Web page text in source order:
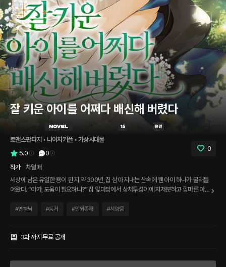
잘 키운 아이를 어쩌다 배신해 버렸다
로맨스판타지 • 나이차커플 • 가상시대물
5.0
0
0
작가
차열매
세상에 남은 유일한 용이 된 지 약 300년, 집 삼아 지내는 산속에 웬 아이 하나가 굴러들
어왔다. “아가, 도움이 필요하니?” 집 앞마당에서 상처투성이에 지저분하고 깡마른 아이
하지 않을게.” “싫어, 싫다고!” 성체는 어린 생물을 보호할 책임이 있고, 생존에 있어서
남자를 바라보았다. “살아있었네요.” 남자가 웃었다. 즐거워서 짓는 미소는 아니었다.
#연하남 #동거 #인외존재 #서양풍
3화 까지 무료 공개